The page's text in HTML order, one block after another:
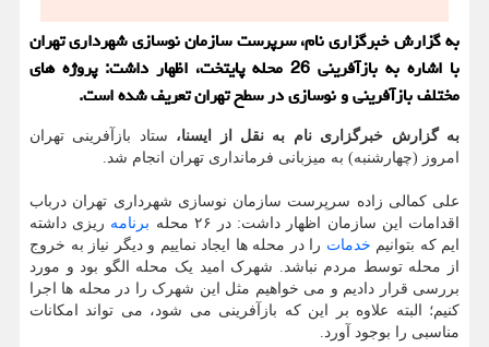
به گزارش خبرگزاری نام، سرپرست سازمان نوسازی شهرداری تهران
با اشاره به بازآفرینی 26 محله پایتخت، اظهار داشت: پروژه های
مختلف بازآفرینی و نوسازی در سطح تهران تعریف شده است.
به گزارش خبرگزاری نام به نقل از ایسنا، ستاد بازآفرینی تهران
امروز (چهارشنبه) به میزبانی فرمانداری تهران انجام شد.
علی کمالی زاده سرپرست سازمان نوسازی شهرداری تهران درباب
اقدامات این سازمان اظهار داشت: در ۲۶ محله
برنامه ریزی داشته
ایم که بتوانیم خدمات را در محله ها ایجاد نماییم و دیگر نیاز به خروج
از محله توسط مردم نباشد. شهرک امید یک محله الگو بود و مورد
بررسی قرار دادیم و می خواهیم مثل این شهرک را در محله ها اجرا
کنیم؛ البته علاوه بر این که بازآفرینی می شود، می تواند امکانات
مناسبی را بوجود آورد.